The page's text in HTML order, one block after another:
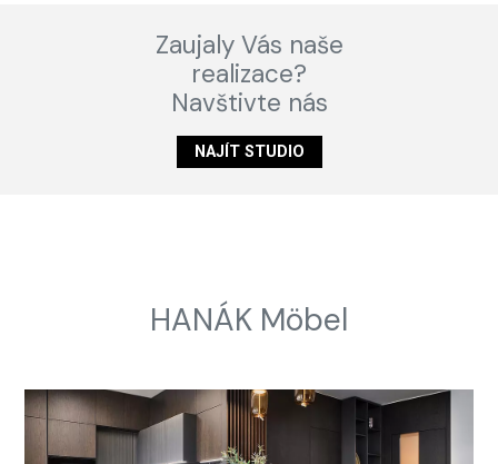
Zaujaly Vás naše
realizace?
Navštivte nás
NAJÍT STUDIO
HANÁK Möbel